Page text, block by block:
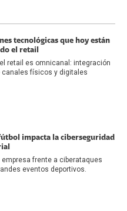
tecnológicas que hoy están
el retail
retail es omnicanal: integración
canales físicos y digitales
impacta la ciberseguridad
empresa frente a ciberataques
eventos deportivos.